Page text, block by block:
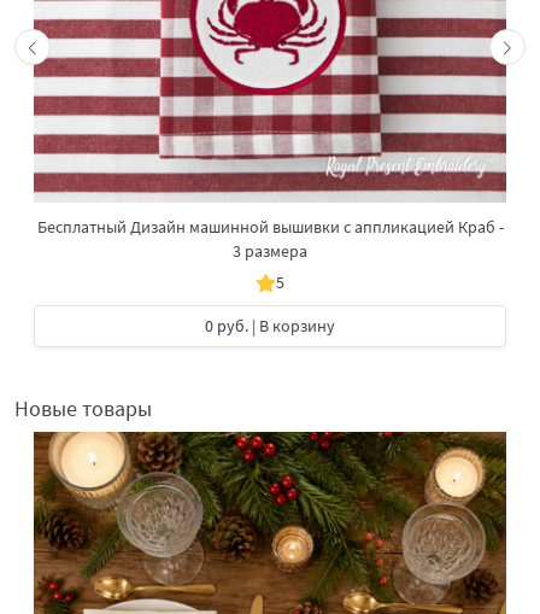
Бесплатный Дизайн машинной вышивки с аппликацией Краб -
3 размера
5
0 руб. | В корзину
Новые товары